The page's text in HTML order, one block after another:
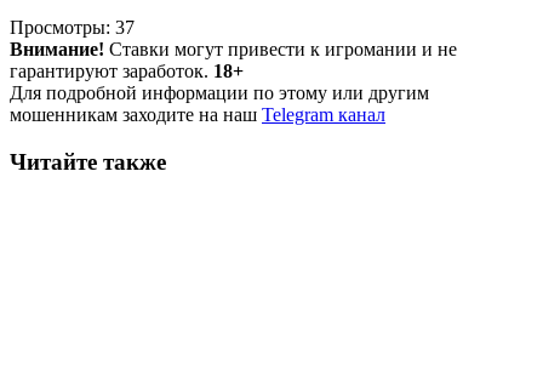
Просмотры: 37
Внимание! Ставки могут привести к игромании и не
гарантируют заработок. 18+
Для подробной информации по этому или другим
мошенникам заходите на наш Telegram канал
Читайте также